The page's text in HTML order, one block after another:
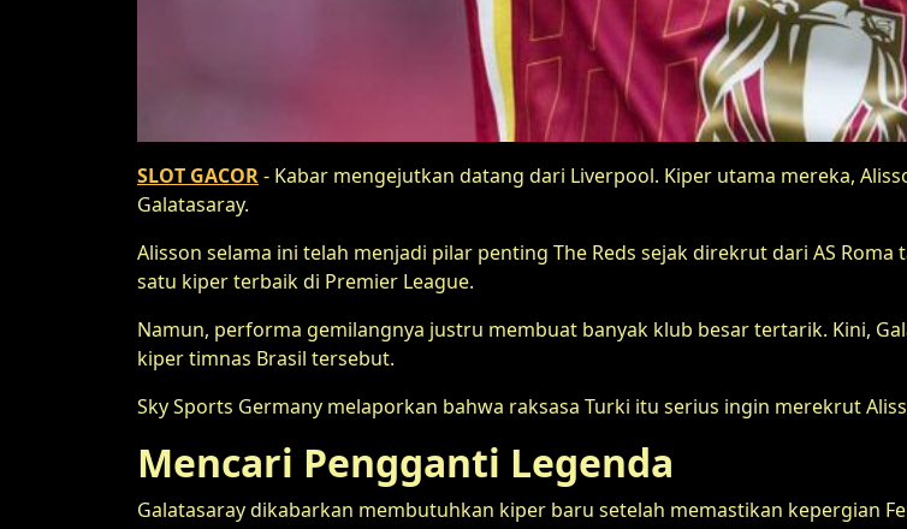
SLOT GACOR- Kabar mengejutkan datang dari Liverpool. Kiper utama mereka,
Galatasaray.
Alisson selama ini telah menjadi pilar penting The Reds sejak direkrut dari AS
satu kiper terbaik di Premier League.
Namun, performa gemilangnya justru membuat banyak klub besar tertarik. Kini,
kiper timnas Brasil tersebut.
Sky Sports Germany melaporkan bahwa raksasa Turki itu serius ingin merekrut
Mencari Pengganti Legenda
Galatasaray dikabarkan membutuhkan kiper baru setelah memastikan kepergian